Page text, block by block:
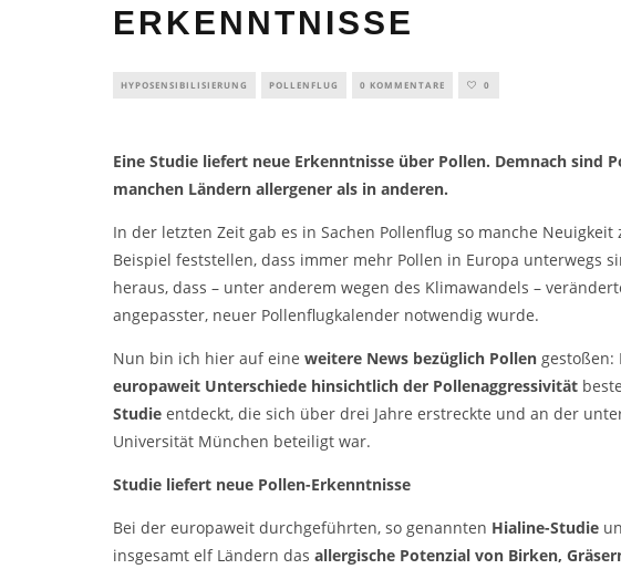
ERKENNTNISSE
HYPOSENSIBILISIERUNG POLLENFLUG 0 KOMMENTARE 0
Eine Studie liefert neue Erkenntnisse über Pollen. Demnach sind
manchen Ländern allergener als in anderen.
In der letzten Zeit gab es in Sachen Pollenflug so manche Neuigkeit
Beispiel feststellen, dass immer mehr Pollen in Europa unterwegs
heraus, dass – unter anderem wegen des Klimawandels –
angepasster, neuer Pollenflugkalender notwendig wurde.
Nun bin ich hier auf eine weitere News bezüglich Pollen gestoßen:
europaweit Unterschiede hinsichtlich der Pollenaggressivität
Studie entdeckt, die sich über drei Jahre erstreckte und an der
Universität München beteiligt war.
Studie liefert neue Pollen-Erkenntnisse
Bei der europaweit durchgeführten, so genannten Hialine-Studie
insgesamt elf Ländern das allergische Potenzial von Birken,